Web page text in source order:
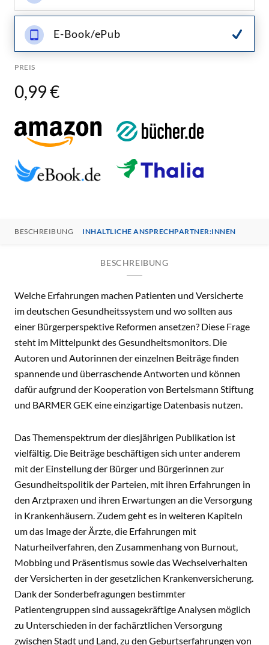
E-Book/ePub
PREIS
0,99 €
BESCHREIBUNG INHALTLICHE ANSPRECHPARTNER:INNEN
BESCHREIBUNG
Welche Erfahrungen machen Patienten und Versicherte
im deutschen Gesundheitssystem und wo sollten aus
einer Bürgerperspektive Reformen ansetzen? Diese Frage
steht im Mittelpunkt des Gesundheitsmonitors. Die
Autoren und Autorinnen der einzelnen Beiträge finden
spannende und überraschende Antworten und können
dafür aufgrund der Kooperation von Bertelsmann Stiftung
und BARMER GEK eine einzigartige Datenbasis nutzen.
Das Themenspektrum der diesjährigen Publikation ist
vielfältig. Die Beiträge beschäftigen sich unter anderem
mit der Einstellung der Bürger und Bürgerinnen zur
Gesundheitspolitik der Parteien, mit ihren Erfahrungen in
den Arztpraxen und ihren Erwartungen an die Versorgung
in Krankenhäusern. Zudem geht es in weiteren Kapiteln
um das Image der Ärzte, die Erfahrungen mit
Naturheilverfahren, den Zusammenhang von Burnout,
Mobbing und Präsentismus sowie das Wechselverhalten
der Versicherten in der gesetzlichen Krankenversicherung.
Dank der Sonderbefragungen bestimmter
Patientengruppen sind aussagekräftige Analysen möglich
zu Unterschieden in der fachärztlichen Versorgung
zwischen Stadt und Land, zu den Geburtserfahrungen von